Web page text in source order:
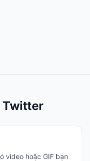
Twitter
video hoặc GIF bạn